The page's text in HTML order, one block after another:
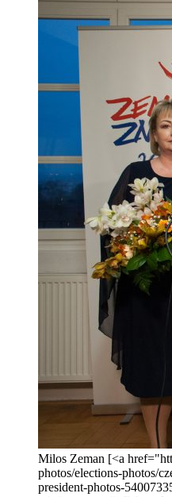
Milos Zeman [<a
photos/elections-photos/
president-photos-